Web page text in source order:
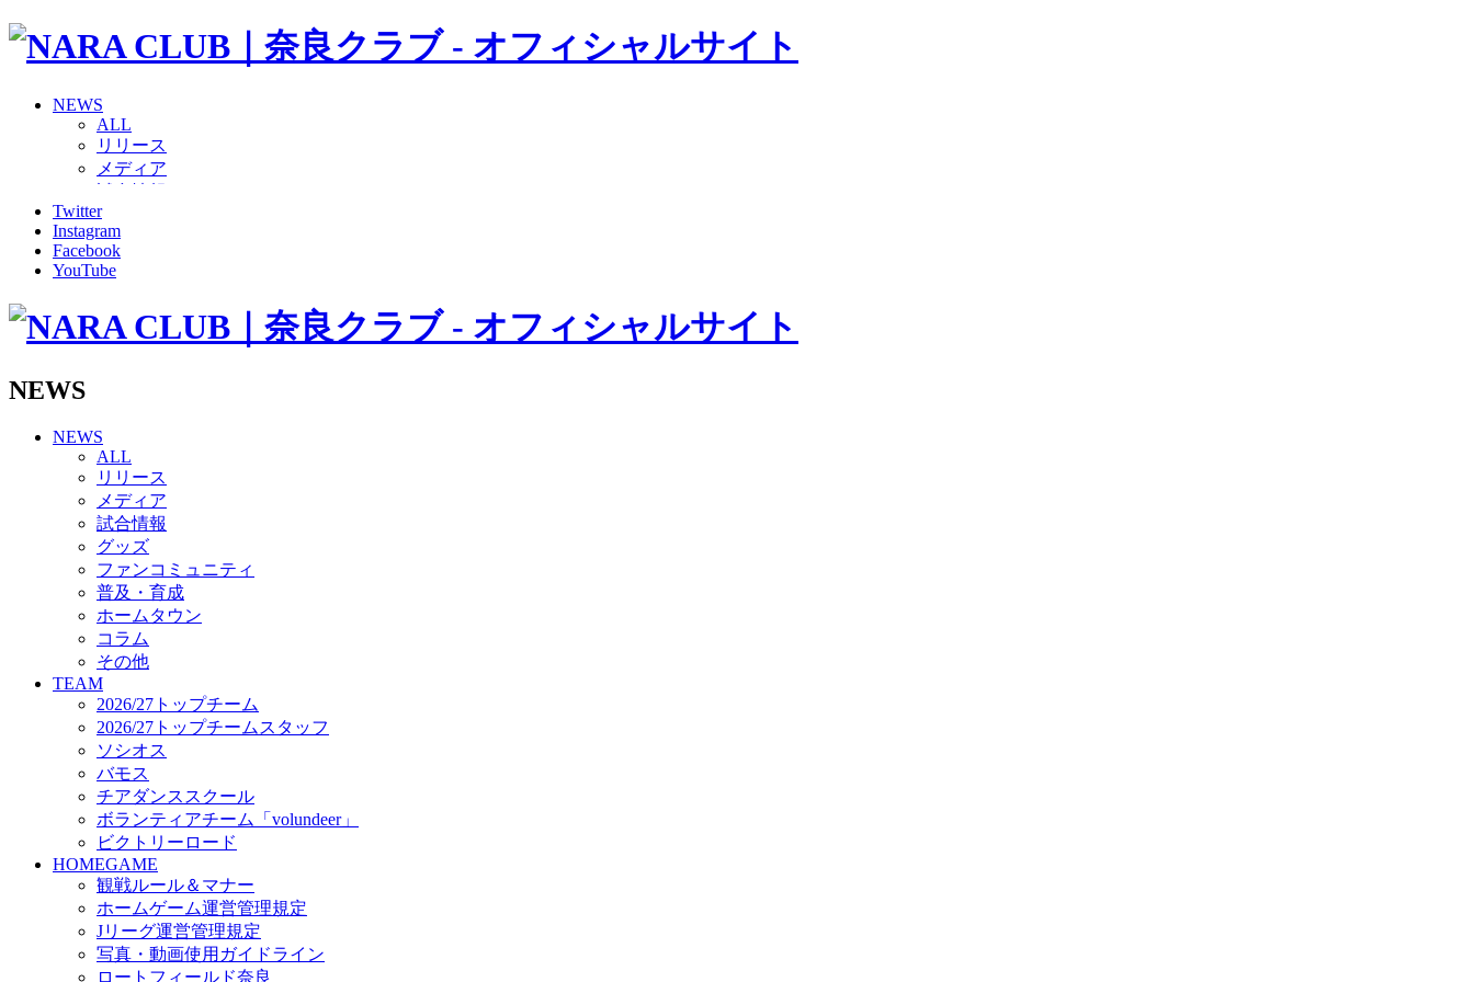
NEWS
ALL
リリース
メディア
グッズ
ファンコミュニティ
普及・育成
ホームタウン
その他
バモス
チアダンススクール
ボランティアチーム「volundeer」
ビクトリーロード
HOMEGAME
観戦ルール＆マナー
ホームゲーム運営管理規定
Jリーグ運営管理規定
写真・動画使用ガイドライン
ロートフィールド奈良
SCHEDULE
2026/27
練習見学時のファンサービスについて
TICKET
奈良クラブ明治安田J3リーグ2026/27シーズン試合観戦チケット
奈良クラブ明治安田Ｊ3リーグ 2026/27シーズン「鹿パス」
観戦ルール＆マナー
FANCOMMUNITY
2026/27ファンコミュニティ
サポートショップ
GOODS
オフィシャルストア（実店舗）
オンラインストア
ACADEMY
アカデミーについて
Twitter
Instagram
Facebook
YouTube
NEWS
NEWS
ALL
リリース
メディア
試合情報
グッズ
ファンコミュニティ
普及・育成
ホームタウン
コラム
その他
TEAM
2026/27トップチーム
2026/27トップチームスタッフ
ソシオス
バモス
チアダンススクール
ボランティアチーム「volundeer」
ビクトリーロード
HOMEGAME
観戦ルール＆マナー
ホームゲーム運営管理規定
Jリーグ運営管理規定
写真・動画使用ガイドライン
ロートフィールド奈良